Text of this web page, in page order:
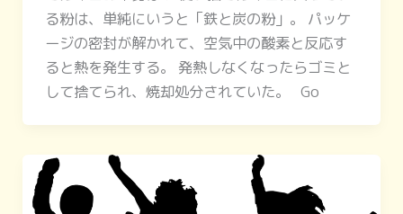
る粉は、単純にいうと「鉄と炭の粉」。 パッケ
ージの密封が解かれて、空気中の酸素と反応す
ると熱を発生する。 発熱しなくなったらゴミと
して捨てられ、焼却処分されていた。 Go